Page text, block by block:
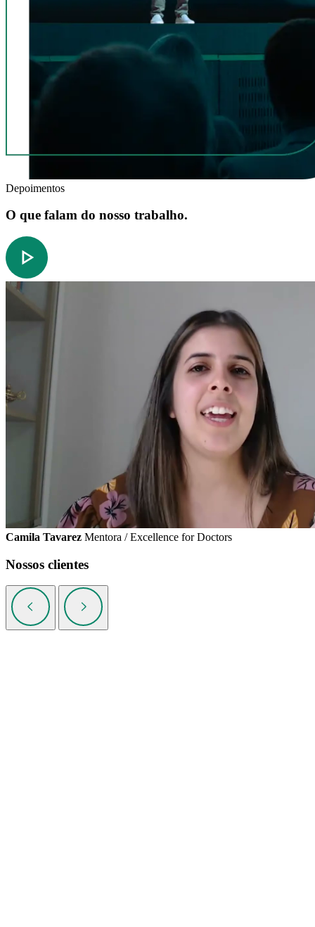
Depoimentos
O que falam do nosso trabalho.
Camila Tavarez Mentora / Excellence for Doctors
Nossos clientes